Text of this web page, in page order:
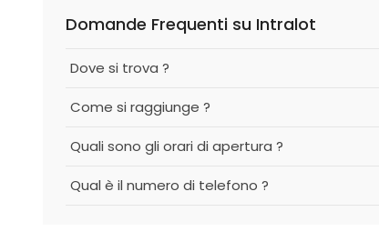
Domande Frequenti su Intralot
Dove si trova ?
Come si raggiunge ?
Quali sono gli orari di apertura ?
Qual è il numero di telefono ?